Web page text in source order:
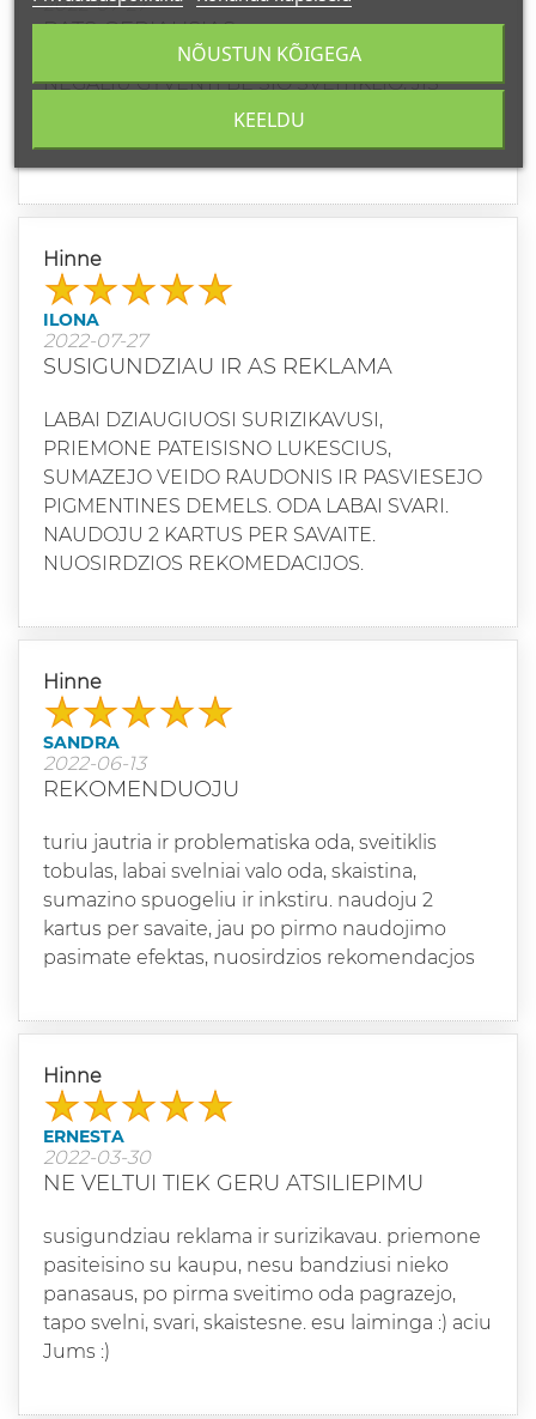
PATS GERIAUSIAS
NEGALIU GYVENTI BE SIO SVEITIKLIO, JIS
NEREALUS, JAU 4 BUTELIUKAS PRADEJAU.
Hinne
ILONA
2022-07-27
SUSIGUNDZIAU IR AS REKLAMA
LABAI DZIAUGIUOSI SURIZIKAVUSI,
PRIEMONE PATEISISNO LUKESCIUS,
SUMAZEJO VEIDO RAUDONIS IR PASVIESEJO
PIGMENTINES DEMELS. ODA LABAI SVARI.
NAUDOJU 2 KARTUS PER SAVAITE.
NUOSIRDZIOS REKOMEDACIJOS.
Hinne
SANDRA
2022-06-13
REKOMENDUOJU
turiu jautria ir problematiska oda, sveitiklis
tobulas, labai svelniai valo oda, skaistina,
sumazino spuogeliu ir inkstiru. naudoju 2
kartus per savaite, jau po pirmo naudojimo
pasimate efektas, nuosirdzios rekomendacjos
Hinne
ERNESTA
2022-03-30
NE VELTUI TIEK GERU ATSILIEPIMU
susigundziau reklama ir surizikavau. priemone
pasiteisino su kaupu, nesu bandziusi nieko
panasaus, po pirma sveitimo oda pagrazejo,
tapo svelni, svari, skaistesne. esu laiminga :) aciu
Jums :)
KEELDU
NÕUSTUN KÕIGEGA